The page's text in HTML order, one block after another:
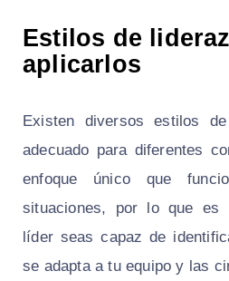
Estilos de
aplicarlos
Existen diversos estilos
adecuado para diferentes
enfoque único que
situaciones, por lo que es
líder seas capaz de
se adapta a tu equipo y las